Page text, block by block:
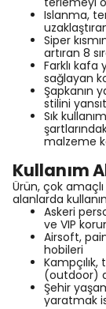
Islanma,
Siper
artıran 8
Farklı
sağlayan
Şapkanın
stilini
Sık
malzeme
Kullanım
Ürün, çok
alanlarda
Askeri
ve VIP
Airsoft,
hobileri
(outdoor)
Şehir
yaratmak